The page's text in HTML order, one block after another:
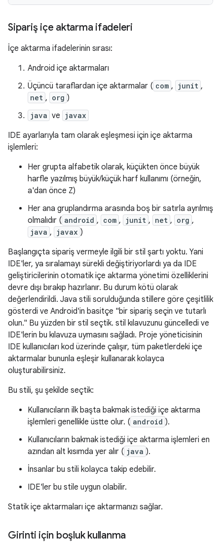
Sipariş içe aktarma ifadeleri
İçe aktarma ifadelerinin sırası:
Android içe aktarmaları
Üçüncü taraflardan içe aktarmalar ( com , junit ,
net , org )
java ve javax
IDE ayarlarıyla tam olarak eşleşmesi için içe aktarma
işlemleri:
Her grupta alfabetik olarak, küçükten önce büyük
harfle yazılmış büyük/küçük harf kullanımı (örneğin,
a'dan önce Z)
Her ana gruplandırma arasında boş bir satırla ayrılmış
olmalıdır ( android , com , junit , net , org ,
java , javax )
Başlangıçta sipariş vermeyle ilgili bir stil şartı yoktu. Yani
IDE'ler, ya sıralamayı sürekli değiştiriyorlardı ya da IDE
geliştiricilerinin otomatik içe aktarma yönetimi özelliklerini
devre dışı bırakıp hazırlanır. Bu durum kötü olarak
değerlendirildi. Java stili sorulduğunda stillere göre çeşitlilik
gösterdi ve Android'in basitçe "bir sipariş seçin ve tutarlı
olun." Bu yüzden bir stil seçtik. stil kılavuzunu güncelledi ve
IDE'lerin bu kılavuza uymasını sağladı. Proje yöneticisinin
IDE kullanıcıları kod üzerinde çalışır, tüm paketlerdeki içe
aktarmalar bununla eşleşir kullanarak kolayca
oluşturabilirsiniz.
Bu stili, şu şekilde seçtik:
Kullanıcıların ilk başta bakmak istediği içe aktarma
işlemleri genellikle üstte olur. ( android ).
Kullanıcıların bakmak istediği içe aktarma işlemleri en
azından alt kısımda yer alır ( java ).
İnsanlar bu stili kolayca takip edebilir.
IDE'ler bu stile uygun olabilir.
Statik içe aktarmaları içe aktarmanızı sağlar.
Girinti için boşluk kullanma